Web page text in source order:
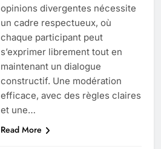
opinions divergentes nécessite
un cadre respectueux, où
chaque participant peut
s’exprimer librement tout en
maintenant un dialogue
constructif. Une modération
efficace, avec des règles claires
et une…
Read More